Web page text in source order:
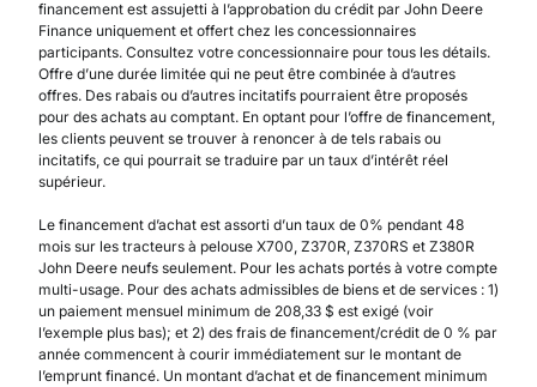
financement est assujetti à l’approbation du crédit par John Deere
Finance uniquement et offert chez les concessionnaires
participants. Consultez votre concessionnaire pour tous les détails.
Offre d’une durée limitée qui ne peut être combinée à d’autres
offres. Des rabais ou d’autres incitatifs pourraient être proposés
pour des achats au comptant. En optant pour l’offre de financement,
les clients peuvent se trouver à renoncer à de tels rabais ou
incitatifs, ce qui pourrait se traduire par un taux d’intérêt réel
supérieur.
Le financement d’achat est assorti d’un taux de 0% pendant 48
mois sur les tracteurs à pelouse X700, Z370R, Z370RS et Z380R
John Deere neufs seulement. Pour les achats portés à votre compte
multi-usage. Pour des achats admissibles de biens et de services : 1)
un paiement mensuel minimum de 208,33 $ est exigé (voir
l’exemple plus bas); et 2) des frais de financement/crédit de 0 % par
année commencent à courir immédiatement sur le montant de
l’emprunt financé. Un montant d’achat et de financement minimum